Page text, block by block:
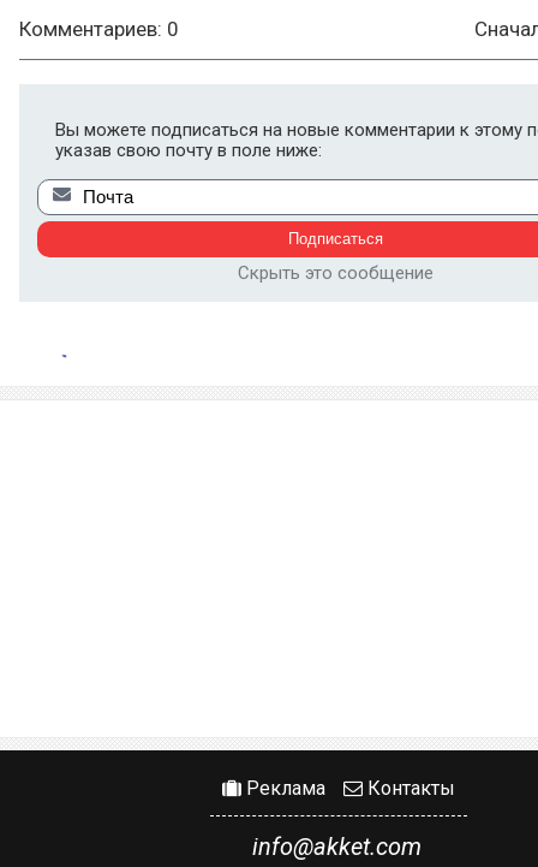
Комментариев: 0
Вы можете подписаться на новые комментарии к этому
указав свою почту в поле ниже:
Скрыть это сообщение
Реклама Контакты
info@akket.com